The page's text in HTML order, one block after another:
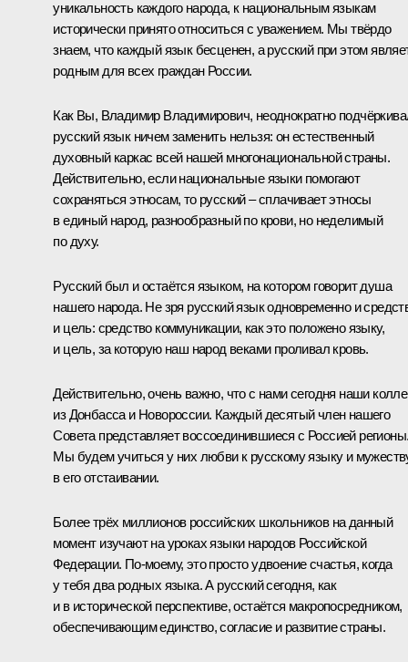
уникальность каждого народа, к национальным языкам
исторически принято относиться с уважением. Мы твёрдо
знаем, что каждый язык бесценен, а русский при этом
родным для всех граждан России.
Как Вы, Владимир Владимирович, неоднократно
русский язык ничем заменить нельзя: он естественный
духовный каркас всей нашей многонациональной страны.
Действительно, если национальные языки помогают
сохраняться этносам, то русский – сплачивает этносы
в единый народ, разнообразный по крови, но неделимый
по духу.
Русский был и остаётся языком, на котором говорит душа
нашего народа. Не зря русский язык одновременно и
и цель: средство коммуникации, как это положено языку,
и цель, за которую наш народ веками проливал кровь.
Действительно, очень важно, что с нами сегодня наши
из Донбасса и Новороссии. Каждый десятый член нашего
Совета представляет воссоединившиеся с Россией
Мы будем учиться у них любви к русскому языку и
в его отстаивании.
Более трёх миллионов российских школьников на данный
момент изучают на уроках языки народов Российской
Федерации. По-моему, это просто удвоение счастья, когда
у тебя два родных языка. А русский сегодня, как
и в исторической перспективе, остаётся макропосредником,
обеспечивающим единство, согласие и развитие страны.